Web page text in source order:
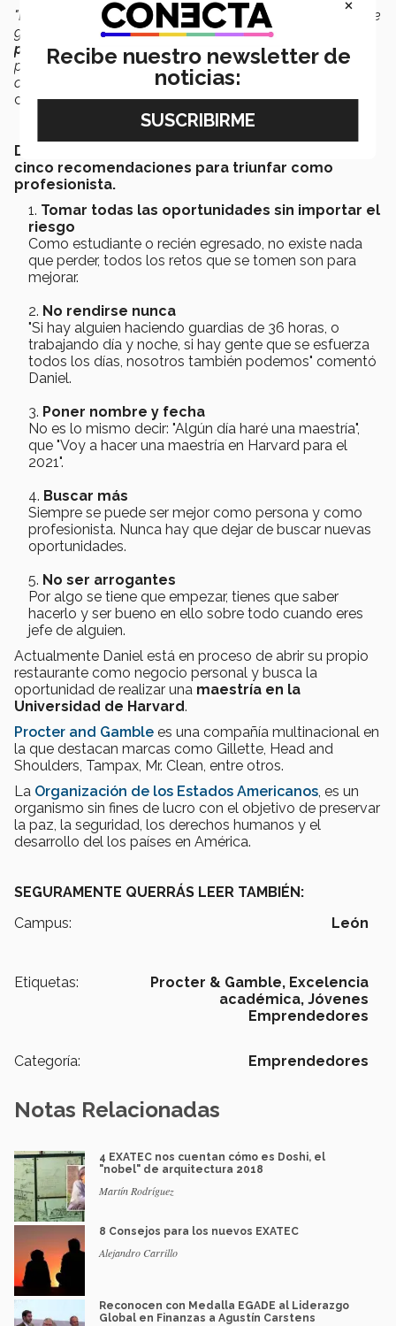
"Las oportunidades , laflexibilidad , lamentalidad
que te
genera para
mejorarcomopersonay como
profesionista, así como el apoyo por parte de los
profesores y directores de carrera son de las principales
cosas que
agradezco de haber estudiado en el Tec
comentó Daniel para CONECTA.
Daniel de las Fuentes, nos comparte
cinco recomendaciones para triunfar como
profesionista.
Tomar todas las oportunidades sin importar el
riesgo
Como estudiante o recién egresado, no existe nada
que perder, todos los retos que se tomen son para
mejorar.
No rendirse nunca
"Si hay alguien haciendo guardias de 36 horas, o
trabajando día y noche, si hay gente que se esfuerza
todos los días, nosotros también podemos" comentó
Daniel.
Poner nombre y fecha
No es lo mismo decir: "Algún día haré una maestría",
que "Voy a hacer una maestría en Harvard para el
2021".
Buscar más
Siempre se puede ser mejor como persona y como
profesionista. Nunca hay que dejar de buscar nuevas
oportunidades.
No ser arrogantes
Por algo se tiene que empezar, tienes que saber
hacerlo y ser bueno en ello sobre todo cuando eres
jefe de alguien.
Actualmente Daniel está en proceso de abrir su propio
restaurante como negocio personal y busca la
oportunidad de realizar una maestría en la
Universidad de Harvard.
Procter and Gamble es una compañía multinacional en
la que destacan marcas como Gillette, Head and
Shoulders, Tampax, Mr. Clean, entre otros.
La Organización de los Estados Americanos, es un
organismo sin fines de lucro con el objetivo de preservar
la paz, la seguridad, los derechos humanos y el
desarrollo del los países en América.
SEGURAMENTE QUERRÁS LEER TAMBIÉN:
Campus:
León
Etiquetas: Procter & Gamble, Excelencia
académica, Jóvenes
Emprendedores
Categoría: Emprendedores
Notas Relacionadas
4 EXATEC nos cuentan cómo es Doshi, el
"nobel" de arquitectura 2018
Martín Rodríguez
8 Consejos para los nuevos EXATEC
Alejandro Carrillo
Reconocen con Medalla EGADE al Liderazgo
Global en Finanzas a Agustín Carstens
Recibe nuestro newsletter de
noticias: